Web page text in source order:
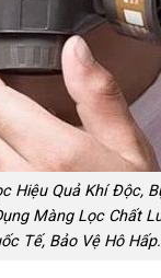
Quả Khí Độc,
Màng Lọc Chất
Tế, Bảo Vệ Hô Hấp.